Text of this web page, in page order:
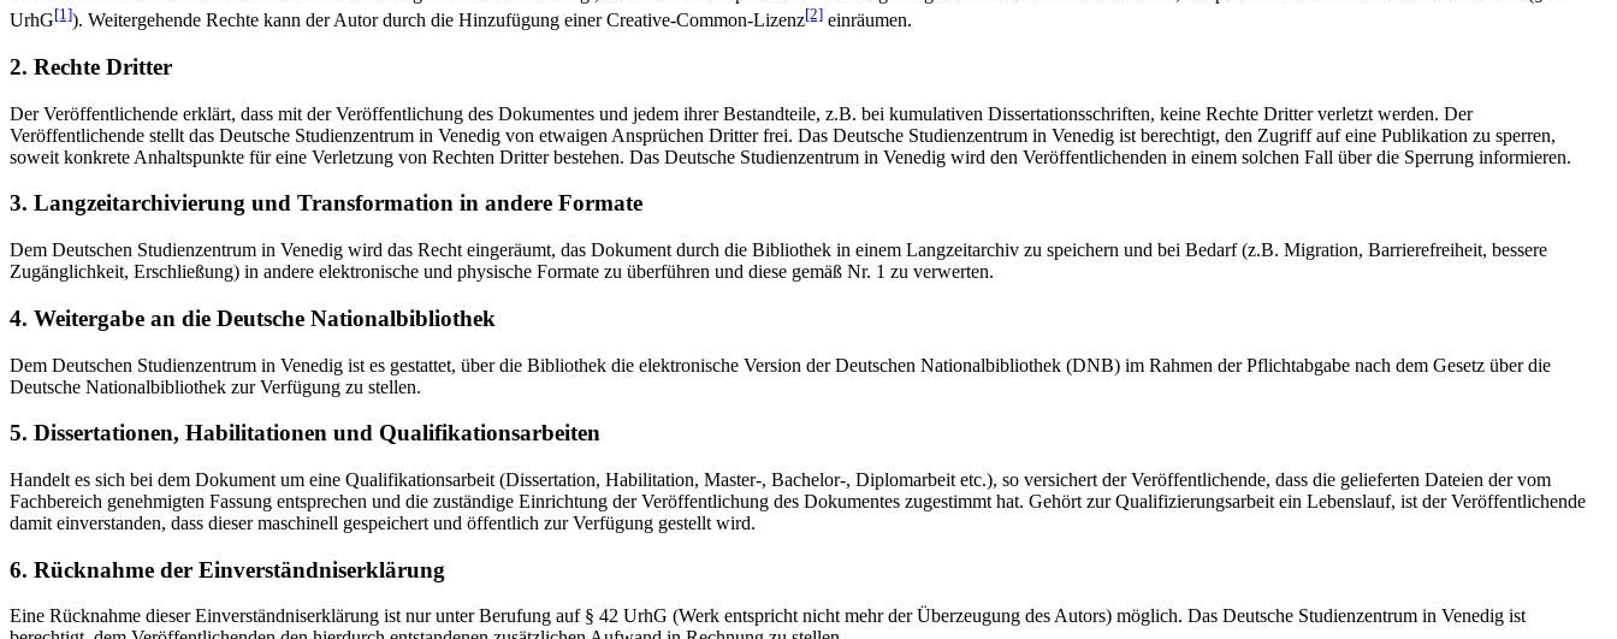
UrhG[1]). Weitergehende Rechte kann der Autor durch die Hinzufügung einer Creative-Common-Lizenz[2] einräumen.
2. Rechte Dritter
Der Veröffentlichende erklärt, dass mit der Veröffentlichung des Dokumentes und jedem ihrer Bestandteile, z.B. bei kumulativen Dissertationsschriften, keine Rechte Dritter verletzt werden. Der
Veröffentlichende stellt das Deutsche Studienzentrum in Venedig von etwaigen Ansprüchen Dritter frei. Das Deutsche Studienzentrum in Venedig ist berechtigt, den Zugriff auf eine Publikation zu sperren,
soweit konkrete Anhaltspunkte für eine Verletzung von Rechten Dritter bestehen. Das Deutsche Studienzentrum in Venedig wird den Veröffentlichenden in einem solchen Fall über die Sperrung informieren.
3. Langzeitarchivierung und Transformation in andere Formate
Dem Deutschen Studienzentrum in Venedig wird das Recht eingeräumt, das Dokument durch die Bibliothek in einem Langzeitarchiv zu speichern und bei Bedarf (z.B. Migration, Barrierefreiheit, bessere
Zugänglichkeit, Erschließung) in andere elektronische und physische Formate zu überführen und diese gemäß Nr. 1 zu verwerten.
4. Weitergabe an die Deutsche Nationalbibliothek
Dem Deutschen Studienzentrum in Venedig ist es gestattet, über die Bibliothek die elektronische Version der Deutschen Nationalbibliothek (DNB) im Rahmen der Pflichtabgabe nach dem Gesetz über die
Deutsche Nationalbibliothek zur Verfügung zu stellen.
5. Dissertationen, Habilitationen und Qualifikationsarbeiten
Handelt es sich bei dem Dokument um eine Qualifikationsarbeit (Dissertation, Habilitation, Master-, Bachelor-, Diplomarbeit etc.), so versichert der Veröffentlichende, dass die gelieferten Dateien der vom
Fachbereich genehmigten Fassung entsprechen und die zuständige Einrichtung der Veröffentlichung des Dokumentes zugestimmt hat. Gehört zur Qualifizierungsarbeit ein Lebenslauf, ist der Veröffentlichende
damit einverstanden, dass dieser maschinell gespeichert und öffentlich zur Verfügung gestellt wird.
6. Rücknahme der Einverständniserklärung
Eine Rücknahme dieser Einverständniserklärung ist nur unter Berufung auf § 42 UrhG (Werk entspricht nicht mehr der Überzeugung des Autors) möglich. Das Deutsche Studienzentrum in Venedig ist